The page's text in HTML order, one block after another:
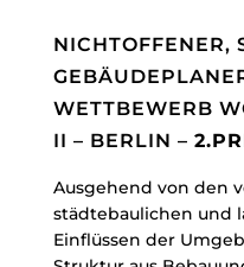
NICHTOFFENER,
WETTBEWERB
II – BERLIN –
Ausgehend von den
städtebaulichen und
Einflüssen der